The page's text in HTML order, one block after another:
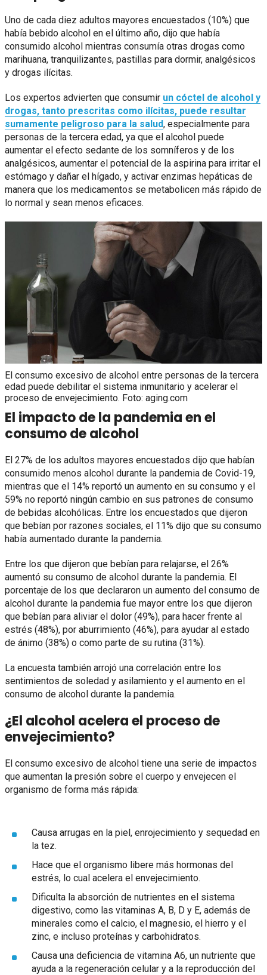
Uno de cada diez adultos mayores encuestados (10%) que
había bebido alcohol en el último año, dijo que había
consumido alcohol mientras consumía otras drogas como
marihuana, tranquilizantes, pastillas para dormir, analgésicos
y drogas ilícitas.
Los expertos advierten que consumir un cóctel de alcohol y
drogas, tanto prescritas como ilícitas, puede resultar
sumamente peligroso para la salud, especialmente para
personas de la tercera edad, ya que el alcohol puede
aumentar el efecto sedante de los somníferos y de los
analgésicos, aumentar el potencial de la aspirina para irritar el
estómago y dañar el hígado, y activar enzimas hepáticas de
manera que los medicamentos se metabolicen más rápido de
lo normal y sean menos eficaces.
El consumo excesivo de alcohol entre personas de la tercera
edad puede debilitar el sistema inmunitario y acelerar el
proceso de envejecimiento. Foto: aging.com
El impacto de la pandemia en el
consumo de alcohol
El 27% de los adultos mayores encuestados dijo que habían
consumido menos alcohol durante la pandemia de Covid-19,
mientras que el 14% reportó un aumento en su consumo y el
59% no reportó ningún cambio en sus patrones de consumo
de bebidas alcohólicas. Entre los encuestados que dijeron
que bebían por razones sociales, el 11% dijo que su consumo
había aumentado durante la pandemia.
Entre los que dijeron que bebían para relajarse, el 26%
aumentó su consumo de alcohol durante la pandemia. El
porcentaje de los que declararon un aumento del consumo de
alcohol durante la pandemia fue mayor entre los que dijeron
que bebían para aliviar el dolor (49%), para hacer frente al
estrés (48%), por aburrimiento (46%), para ayudar al estado
de ánimo (38%) o como parte de su rutina (31%).
La encuesta también arrojó una correlación entre los
sentimientos de soledad y asilamiento y el aumento en el
consumo de alcohol durante la pandemia.
¿El alcohol acelera el proceso de
envejecimiento?
El consumo excesivo de alcohol tiene una serie de impactos
que aumentan la presión sobre el cuerpo y envejecen el
organismo de forma más rápida:
Causa arrugas en la piel, enrojecimiento y sequedad en
la tez.
Hace que el organismo libere más hormonas del
estrés, lo cual acelera el envejecimiento.
Dificulta la absorción de nutrientes en el sistema
digestivo, como las vitaminas A, B, D y E, además de
minerales como el calcio, el magnesio, el hierro y el
zinc, e incluso proteínas y carbohidratos.
Causa una deficiencia de vitamina A6, un nutriente que
ayuda a la regeneración celular y a la reproducción del